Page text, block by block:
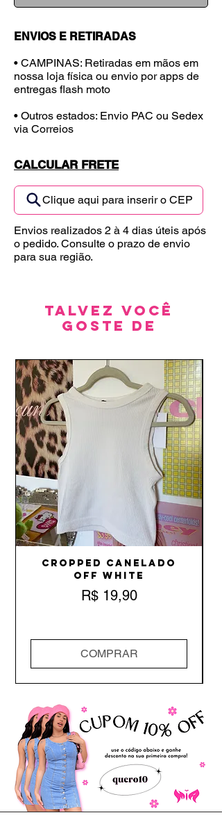
ENVIOS E RETIRADAS
• CAMPINAS: Retiradas em mãos em
nossa loja física ou envio por apps de
entregas flash moto
• Outros estados: Envio PAC ou Sedex
via Correios
CALCULAR FRETE
Clique aqui para inserir o CEP
Envios realizados 2 à 4 dias úteis após
o pedido. Consulte o prazo de envio
para sua região.
Talvez você
goste de
Cropped Canelado
Off White
Preço
R$ 19,90
COMPRAR